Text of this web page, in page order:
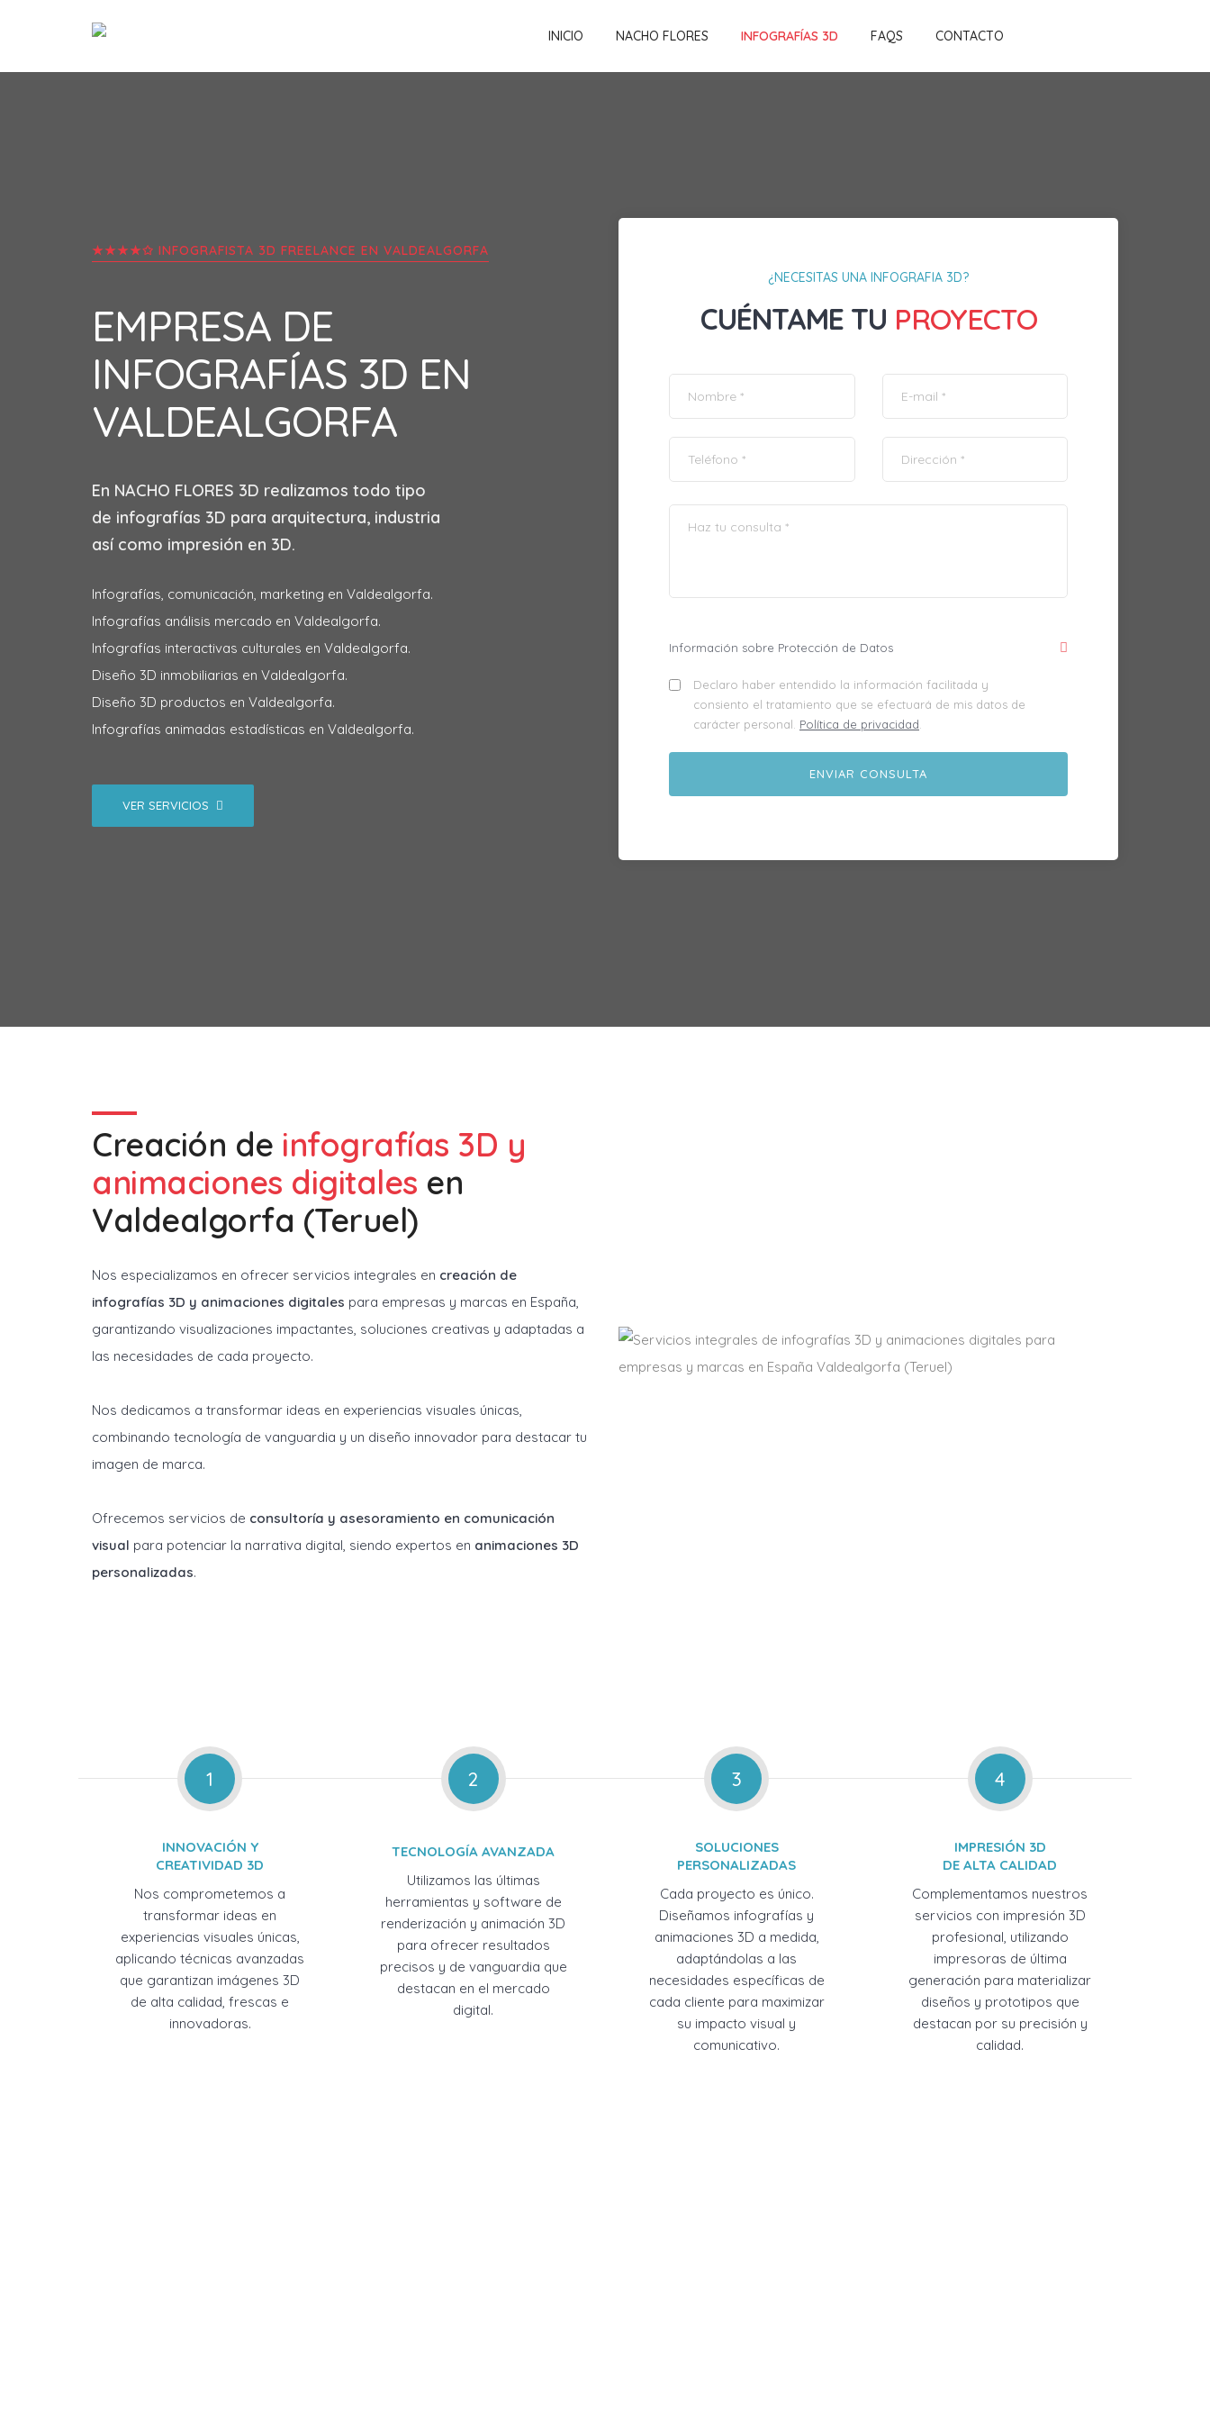
INICIO NACHO FLORES INFOGRAFÍAS 3D FAQS CONTACTO
★★★★✩ INFOGRAFISTA 3D FREELANCE EN VALDEALGORFA
EMPRESA DE
INFOGRAFÍAS 3D EN
VALDEALGORFA
En NACHO FLORES 3D realizamos todo tipo
de infografías 3D para arquitectura, industria
así como impresión en 3D.
Infografías, comunicación, marketing en Valdealgorfa.
Infografías análisis mercado en Valdealgorfa.
Infografías interactivas culturales en Valdealgorfa.
Diseño 3D inmobiliarias en Valdealgorfa.
Diseño 3D productos en Valdealgorfa.
Infografías animadas estadísticas en Valdealgorfa.
VER SERVICIOS
¿NECESITAS UNA INFOGRAFIA 3D?
CUÉNTAME TU PROYECTO
Información sobre Protección de Datos
Declaro haber entendido la información facilitada y
consiento el tratamiento que se efectuará de mis datos de
carácter personal. Política de privacidad
Creación de infografías 3D y
animaciones digitales en
Valdealgorfa (Teruel)
Nos especializamos en ofrecer servicios integrales en creación de
infografías 3D y animaciones digitales para empresas y marcas en España,
garantizando visualizaciones impactantes, soluciones creativas y adaptadas a
las necesidades de cada proyecto.
Nos dedicamos a transformar ideas en experiencias visuales únicas,
combinando tecnología de vanguardia y un diseño innovador para destacar tu
imagen de marca.
Ofrecemos servicios de consultoría y asesoramiento en comunicación
visual para potenciar la narrativa digital, siendo expertos en animaciones 3D
personalizadas.
1
INNOVACIÓN Y
CREATIVIDAD 3D
Nos comprometemos a
transformar ideas en
experiencias visuales únicas,
aplicando técnicas avanzadas
que garantizan imágenes 3D
de alta calidad, frescas e
innovadoras.
2
TECNOLOGÍA AVANZADA
Utilizamos las últimas
herramientas y software de
renderización y animación 3D
para ofrecer resultados
precisos y de vanguardia que
destacan en el mercado
digital.
3
SOLUCIONES
PERSONALIZADAS
Cada proyecto es único.
Diseñamos infografías y
animaciones 3D a medida,
adaptándolas a las
necesidades específicas de
cada cliente para maximizar
su impacto visual y
comunicativo.
4
IMPRESIÓN 3D
DE ALTA CALIDAD
Complementamos nuestros
servicios con impresión 3D
profesional, utilizando
impresoras de última
generación para materializar
diseños y prototipos que
destacan por su precisión y
calidad.